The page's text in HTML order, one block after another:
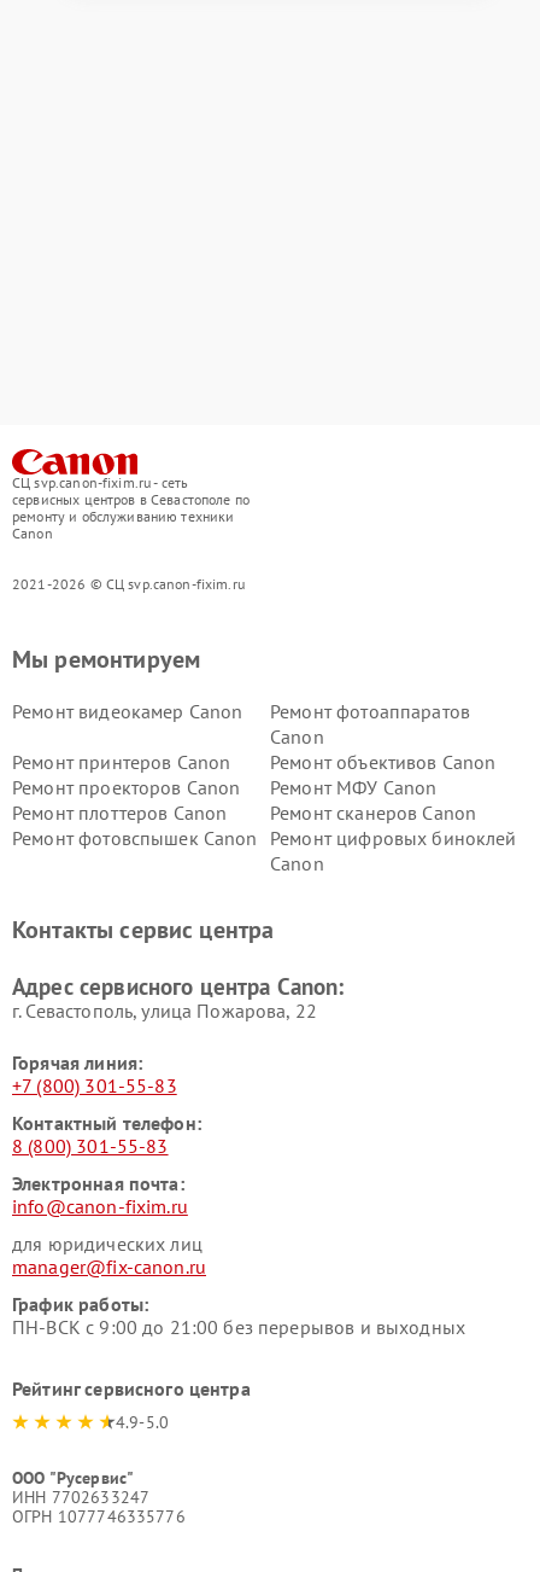
СЦ svp.canon-fixim.ru - сеть
сервисных центров в Севастополе по
ремонту и обслуживанию техники
Canon
2021-2026 © СЦ svp.canon-fixim.ru
Мы ремонтируем
Ремонт видеокамер Canon
Ремонт фотоаппаратов
Canon
Ремонт принтеров Canon
Ремонт объективов Canon
Ремонт проекторов Canon
Ремонт МФУ Canon
Ремонт плоттеров Canon
Ремонт сканеров Canon
Ремонт фотовспышек Canon
Ремонт цифровых биноклей
Canon
Контакты сервис центра
Адрес сервисного центра Canon:
г. Севастополь, улица Пожарова, 22
Горячая линия:
+7 (800) 301-55-83
Контактный телефон:
8 (800) 301-55-83
Электронная почта:
info@canon-fixim.ru
для юридических лиц
manager@fix-canon.ru
График работы:
ПН-ВСК с 9:00 до 21:00 без перерывов и выходных
Рейтинг сервисного центра
4.9-5.0
ООО "Русервис"
ИНН 7702633247
ОГРН 1077746335776